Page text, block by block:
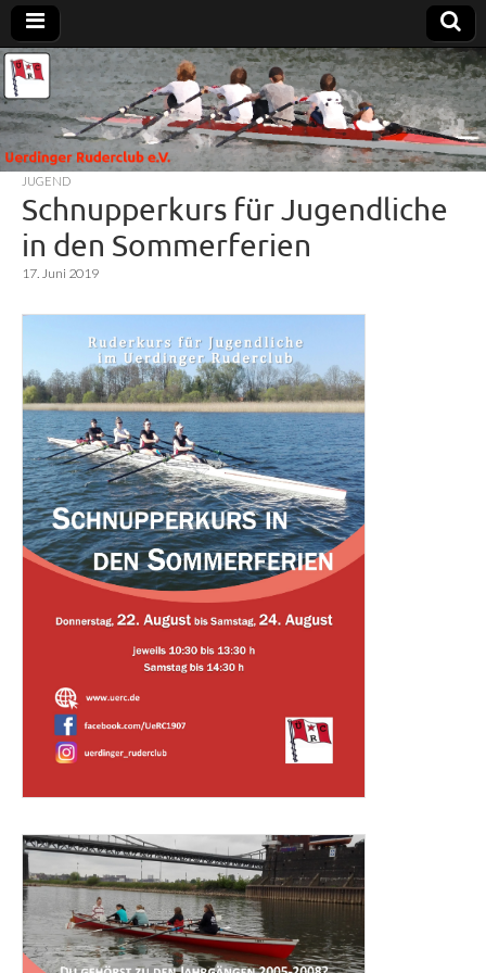
Uerdinger
Ruderclub
e.V.
Rudern in
Krefeld-
Uerdingen
JUGEND
Schnupperkurs für Jugendliche
in den Sommerferien
17. Juni 2019